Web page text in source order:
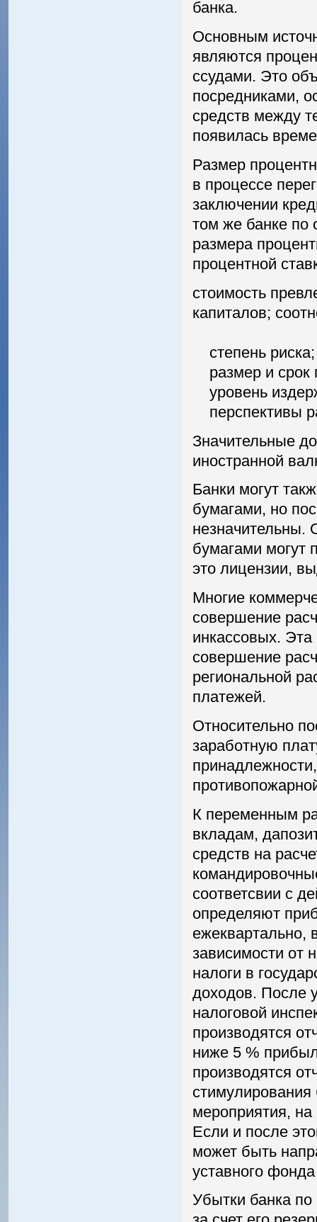
банка.
Основным
являются
ссудами. Это
посредниками,
средств между
появилась
Размер
в процессе
заключении
том же банке по
размера
процентной
стоимость
капиталов;
степень риска;
размер и срок
уровень
перспективы
Значительные
иностранной
Банки могут
бумагами, но
незначительны.
бумагами могут
это лицензии,
Многие
совершение
инкассовых.
совершение
региональной
платежей.
Относительно
заработную
К переменным
вкладам,
средств на
соответсвии с
определяют
ежеквартально,
зависимости от
налоги в
доходов. После
налоговой
производятся
ниже 5 %
производятся
стимулирования
мероприятия, на
Если и после
может быть
уставного
Убытки банка по